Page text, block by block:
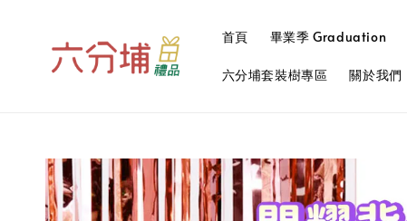
首頁 畢業季 Graduation
六分埔套裝樹專區 關於我們